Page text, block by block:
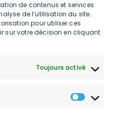
de contenus et services
de l’utilisation du site.
pour utiliser ces
sur votre décision en cliquant
Toujours activé
digital et connecté et met à
particuliers des services et
à la transition écologique
digitale bas carbone.